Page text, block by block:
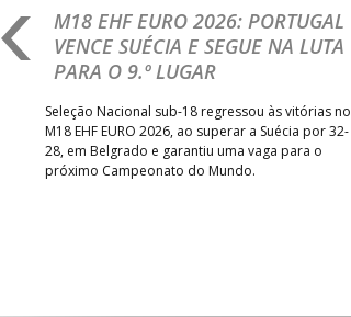
M18 EHF EURO 2026: PORTUGAL
VENCE SUÉCIA E SEGUE NA LUTA
PARA O 9.º LUGAR
Seleção Nacional sub-18 regressou às vitórias no
M18 EHF EURO 2026, ao superar a Suécia por 32-
28, em Belgrado e garantiu uma vaga para o
próximo Campeonato do Mundo.